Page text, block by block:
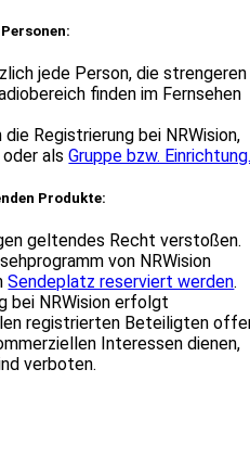
jede Person, die strengeren
finden im Fernsehen
Registrierung bei NRWision,
oder alsGruppe bzw.
Produkte:
geltendes Recht verstoßen.
von NRWision
Sendeplatz reserviert werden.
bei NRWision erfolgt
registrierten Beteiligten
Interessen dienen,
verboten.